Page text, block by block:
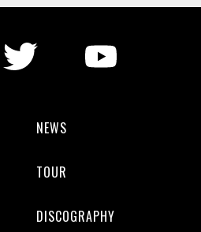
NEWS
TOUR
DISCOGRAPHY